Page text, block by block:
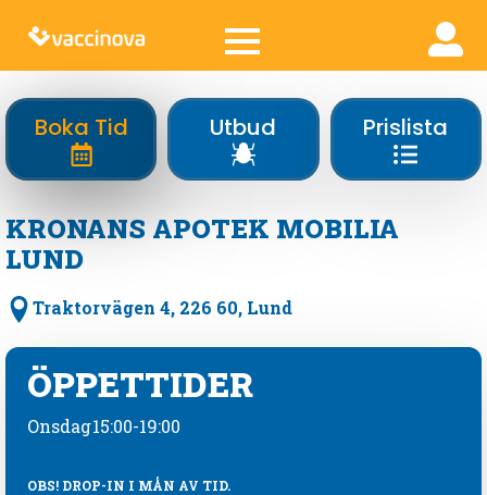
Boka Tid Utbud Prislista
KRONANS APOTEK MOBILIA
LUND
Traktorvägen 4, 226 60, Lund
ÖPPETTIDER
Onsdag15:00-19:00
OBS! DROP-IN I MÅN AV TID.